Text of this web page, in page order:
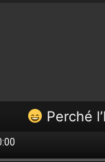
Perché